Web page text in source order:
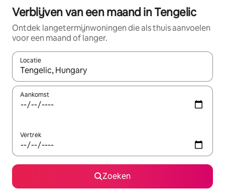
Verblijven van een maand in Tengelic
Ontdek langetermijnwoningen die als thuis aanvoelen
voor een maand of langer.
Locatie
Wanneer er resultaten beschikbaar zijn, maak je een keuze
Aankomst
Vertrek
Zoeken